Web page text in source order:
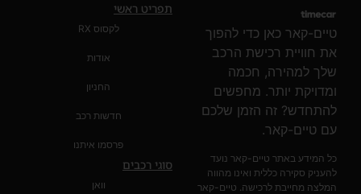
תפריט ראשי
לקסוס RX
אודות
החניון
חדשות רכב
פרסמו איתנו
סוגי רכבים
וואן
טיים-קאר כאן כדי להפוך
את חוויית רכישת הרכב
שלך למהירה, חכמה
ומדויקת יותר. מחפשים
להתחדש? זה הזמן שלכם
עם טיים-קאר.
כל המידע באתר טיים-קאר נועד
להעניק סקירה כללית ואינו מהווה
המלצה מחייבת לרכישה. טיים-קאר